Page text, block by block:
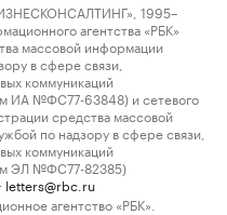
1995–
агентства «РБК»
массовой информации
в сфере связи,
коммуникаций
ИА №ФС77-63848) и сетевого
средства массовой
по надзору в сфере связи,
коммуникаций
ЭЛ №ФС77-82385)
letters@rbc.ru
агентство «РБК».